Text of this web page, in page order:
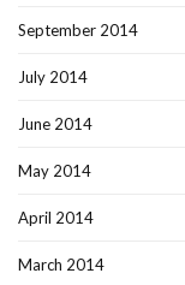
September 2014
July 2014
June 2014
May 2014
April 2014
March 2014